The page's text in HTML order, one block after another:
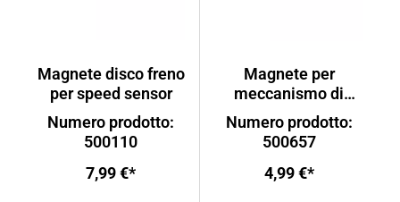
Magnete disco freno
per speed sensor
Numero prodotto:
500110
7,99 €*
Magnete per
meccanismo di
chiusura FLYER
Pluto
Numero prodotto:
500657
4,99 €*